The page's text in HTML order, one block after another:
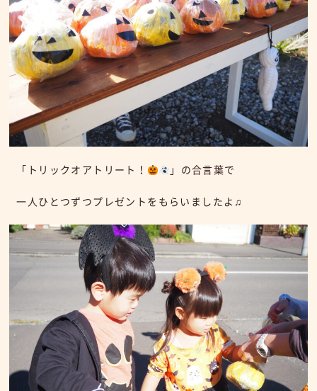
「トリックオアトリート！ 」の合言葉で
一人ひとつずつプレゼントをもらいましたよ♫